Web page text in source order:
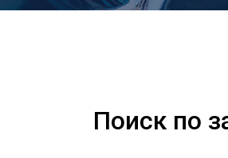
Поиск по